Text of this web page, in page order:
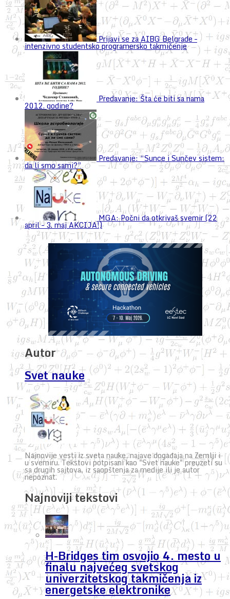
Prijavi se za AIBG Belgrade –
intenzivno studentsko programersko takmičenje
Predavanje: Šta će biti sa nama
2012. godine?
Predavanje: “Sunce i Sunčev sistem:
da li smo sami?”
MGA: Počni da otkrivaš svemir (22
april – 3. maj AKCIJA!)
Autor
Svet nauke
Najnovije vesti iz sveta nauke, najave događaja na Zemlji i
u svemiru. Tekstovi potpisani kao "Svet nauke" preuzeti su
sa drugih sajtova, iz saopštenja za medije ili je autor
nepoznat.
Najnoviji tekstovi
H-Bridges tim osvojio 4. mesto u
finalu najvećeg svetskog
univerzitetskog takmičenja iz
energetske elektronike